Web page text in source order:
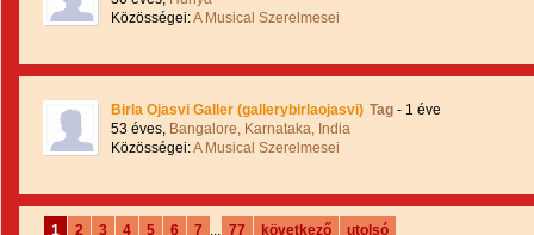
Közösségei:A Musical Szerelmesei
Birla Ojasvi Galler (gallerybirlaojasvi) Tag - 1 éve
53 éves, Bangalore, Karnataka, India
Közösségei:A Musical Szerelmesei
1 2 3 4 5 6 7 ... 77 következő utolsó